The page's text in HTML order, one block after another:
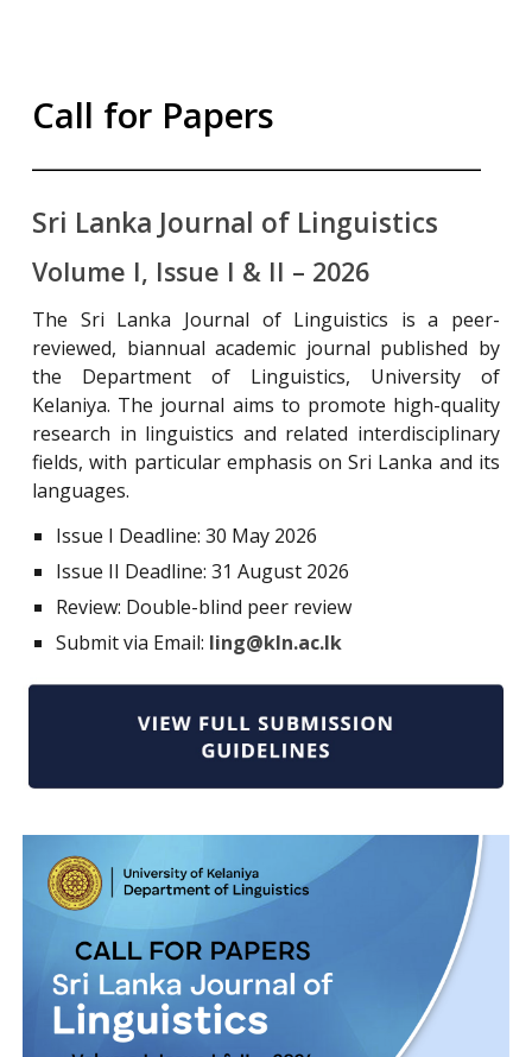
Call for Papers
Sri Lanka Journal of Linguistics
Volume I, Issue I & II – 2026
The Sri Lanka Journal of Linguistics is a peer-
reviewed, biannual academic journal published by
the Department of Linguistics, University of
Kelaniya. The journal aims to promote high-quality
research in linguistics and related interdisciplinary
fields, with particular emphasis on Sri Lanka and its
languages.
Issue I Deadline: 30 May 2026
Issue II Deadline: 31 August 2026
Review: Double-blind peer review
Submit via Email: ling@kln.ac.lk